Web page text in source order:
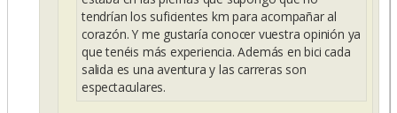
tendrían los suficientes km para acompañar al
corazón. Y me gustaría conocer vuestra opinión ya
que tenéis más experiencia. Además en bici cada
salida es una aventura y las carreras son
espectaculares.